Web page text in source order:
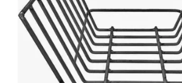
COMPRAR